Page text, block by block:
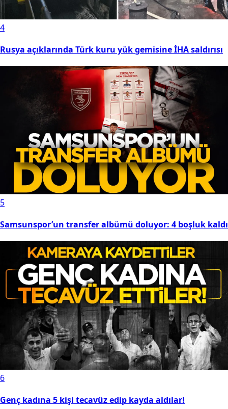
4
Rusya açıklarında Türk kuru yük gemisine İHA saldırısı
5
Samsunspor’un transfer albümü doluyor: 4 boşluk kaldı
6
Genç kadına 5 kişi tecavüz edip kayda aldılar!